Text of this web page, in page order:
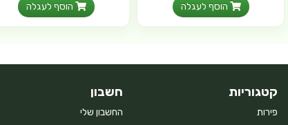
הוסף לעגלה הוסף לעגלה
קטגוריות
פירות
חשבון
החשבון שלי